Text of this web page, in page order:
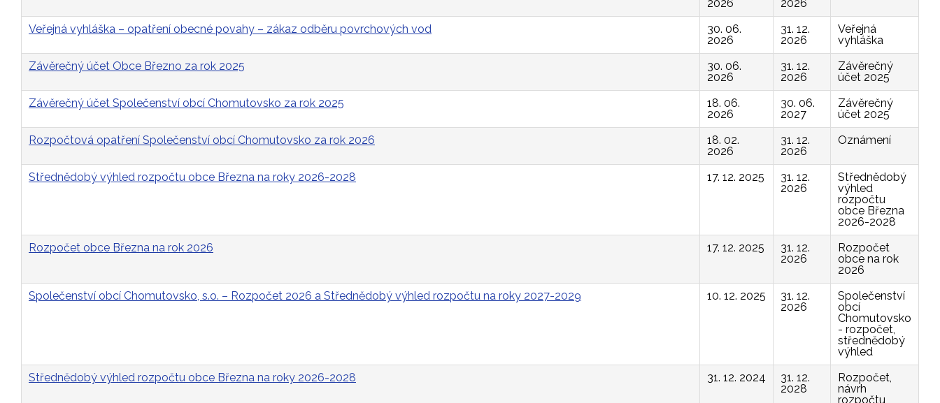
2026
2026
Veřejná vyhláška – opatření obecné povahy – zákaz odběru povrchových vod
30. 06.
2026
31. 12.
2026
Veřejná
vyhláška
Závěrečný účet Obce Březno za rok 2025
30. 06.
2026
31. 12.
2026
Závěrečný
účet 2025
Závěrečný účet Společenství obcí Chomutovsko za rok 2025
18. 06.
2026
30. 06.
2027
Závěrečný
účet 2025
Rozpočtová opatření Společenství obcí Chomutovsko za rok 2026
18. 02.
2026
31. 12.
2026
Oznámení
Střednědobý výhled rozpočtu obce Března na roky 2026-2028 17. 12. 2025
31. 12.
2026
Střednědobý
výhled
rozpočtu
obce Března
2026-2028
Rozpočet obce Března na rok 2026
17. 12. 2025
31. 12.
2026
Rozpočet
obce na rok
2026
Společenství obcí Chomutovsko, s.o. – Rozpočet 2026 a Střednědobý výhled rozpočtu na roky 2027-2029
10. 12. 2025
31. 12.
2026
Společenství
obcí
Chomutovsko
- rozpočet,
střednědobý
výhled
Střednědobý výhled rozpočtu obce Března na roky 2026-2028
31. 12. 2024
31. 12.
2028
Rozpočet,
návrh
rozpočtu